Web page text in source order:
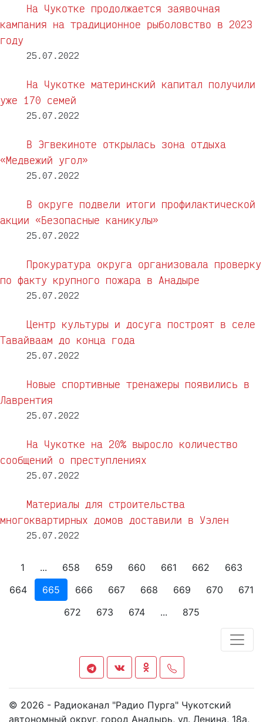
На Чукотке продолжается заявочная
кампания на традиционное рыболовство в 2023
году
25.07.2022
На Чукотке материнский капитал получили
уже 170 семей
25.07.2022
В Эгвекиноте открылась зона отдыха
«Медвежий угол»
25.07.2022
В округе подвели итоги профилактической
акции «Безопасные каникулы»
25.07.2022
Прокуратура округа организовала проверку
по факту крупного пожара в Анадыре
25.07.2022
Центр культуры и досуга построят в селе
Тавайваам до конца года
25.07.2022
Новые спортивные тренажеры появились в
Лаврентия
25.07.2022
На Чукотке на 20% выросло количество
сообщений о преступлениях
25.07.2022
Материалы для строительства
многоквартирных домов доставили в Уэлен
25.07.2022
1 ... 658 659 660 661 662
663
664
665 666 667 668 669 670
671
672
673 674 ... 875
© 2026 - Радиоканал "Радио Пурга" Чукотский
автономный округ, город Анадырь, ул. Ленина, 18а,